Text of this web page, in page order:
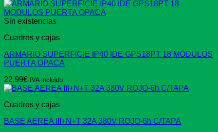
Sin existencias
Cuadros y cajas
ARMARIO SUPERFICIE IP40 IDE GPS18PT 18 MODULOS
PUERTA OPACA
22,99€ IVA incluido
Cuadros y cajas
BASE AEREA III+N+T 32A 380V ROJO-6h C/TAPA